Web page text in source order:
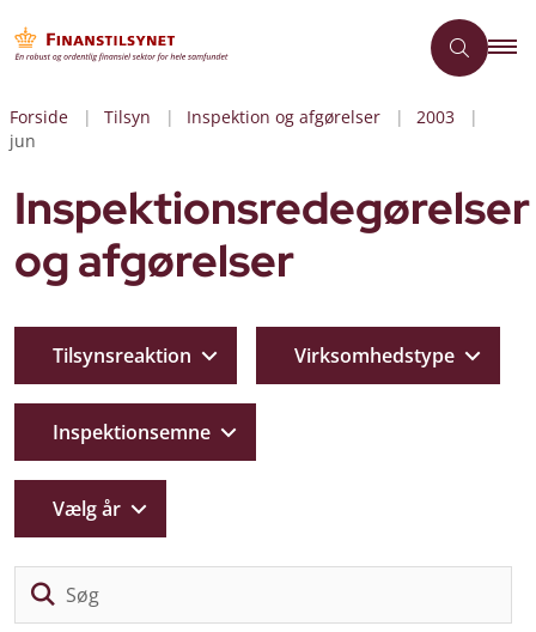
Forside Tilsyn Inspektion og afgørelser
2003
jun
Inspektionsredegørelser
og afgørelser
Tilsynsreaktion Virksomhedstype
Inspektionsemne
Vælg år